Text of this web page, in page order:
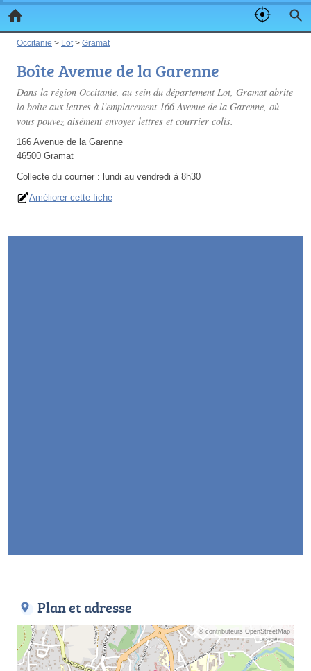
Occitanie > Lot > Gramat
Boîte Avenue de la Garenne
Dans la région Occitanie, au sein du département Lot, Gramat abrite
la boite aux lettres à l'emplacement 166 Avenue de la Garenne, où
vous pouvez aisément envoyer lettres et courrier colis.
166 Avenue de la Garenne
46500 Gramat
Collecte du courrier : lundi au vendredi à 8h30
Améliorer cette fiche
Plan et adresse
© contributeurs OpenStreetMap